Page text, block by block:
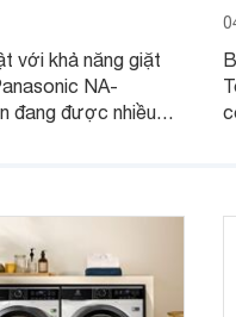
với khả năng giặt
NA-
đang được nhiều